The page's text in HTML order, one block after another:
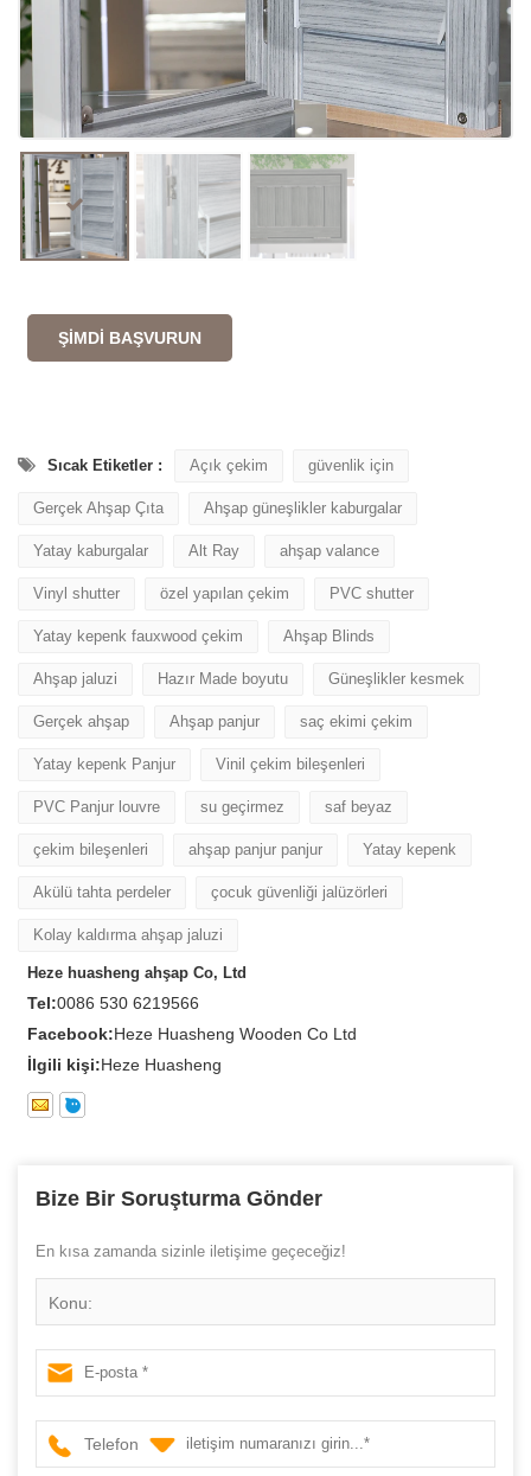
ŞIMDI BAŞVURUN
Sıcak Etiketler : Açık çekim güvenlik için
Gerçek Ahşap Çıta Ahşap güneşlikler kaburgalar
Yatay kaburgalar Alt Ray ahşap valance
Vinyl shutter özel yapılan çekim PVC shutter
Yatay kepenk fauxwood çekim Ahşap Blinds
Ahşap jaluzi Hazır Made boyutu Güneşlikler kesmek
Gerçek ahşap Ahşap panjur saç ekimi çekim
Yatay kepenk Panjur Vinil çekim bileşenleri
PVC Panjur louvre su geçirmez saf beyaz
çekim bileşenleri ahşap panjur panjur Yatay kepenk
Akülü tahta perdeler çocuk güvenliği jalüzörleri
Kolay kaldırma ahşap jaluzi
Heze huasheng ahşap Co, Ltd
Tel:0086 530 6219566
Facebook:Heze Huasheng Wooden Co Ltd
İlgili kişi:Heze Huasheng
Bize Bir Soruşturma Gönder
En kısa zamanda sizinle iletişime geçeceğiz!
Konu:
Telefon